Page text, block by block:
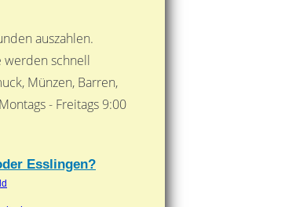
auszahlen.
werden schnell
Münzen, Barren,
- Freitags 9:00
Esslingen?